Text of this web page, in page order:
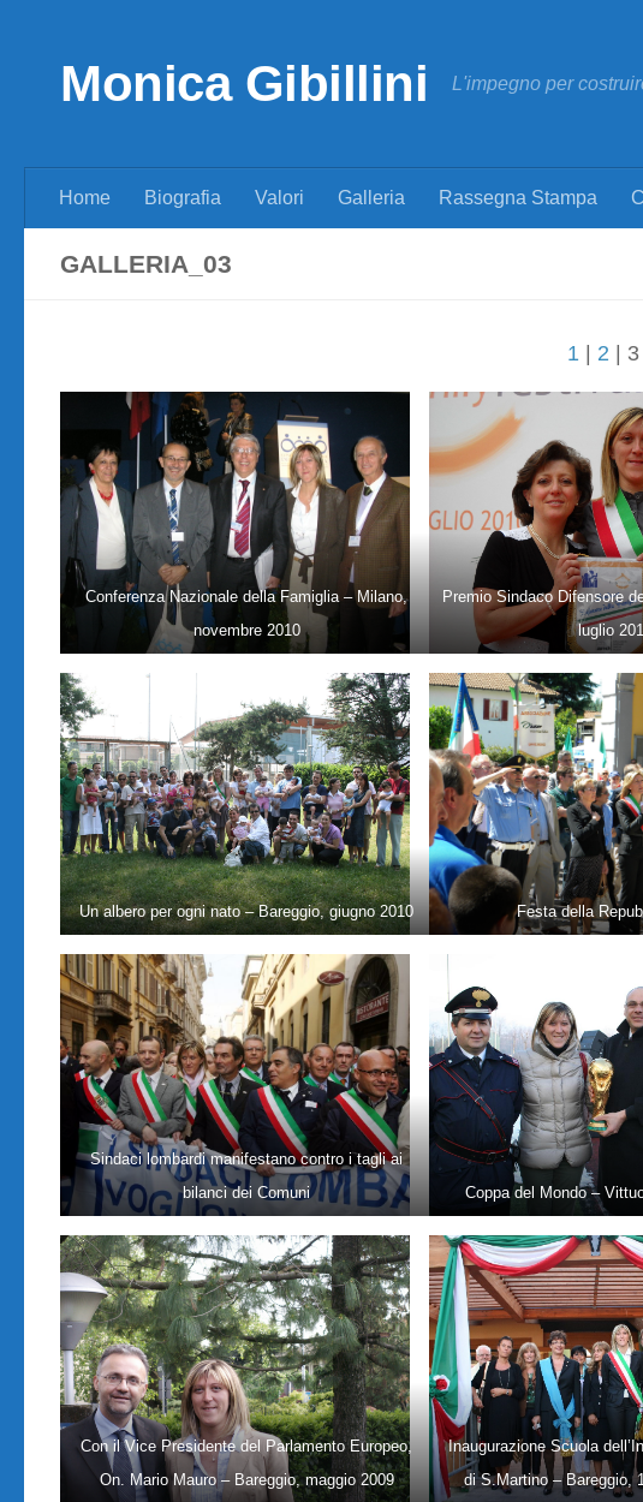
Monica Gibillini L'impegno per
Home Biografia Valori Galleria Rassegna Stampa
GALLERIA_03
1 2 | 3
Conferenza Nazionale della Famiglia – Milano,
novembre 2010
Premio Sindaco Difensore
luglio
Un albero per ogni nato – Bareggio, giugno 2010 Festa della
Sindaci lombardi manifestano contro i tagli ai
bilanci dei Comuni
Coppa del Mondo –
Con il Vice Presidente del Parlamento Europeo,
On. Mario Mauro – Bareggio, maggio 2009
Inaugurazione Scuola
di S.Martino – Bareggio,